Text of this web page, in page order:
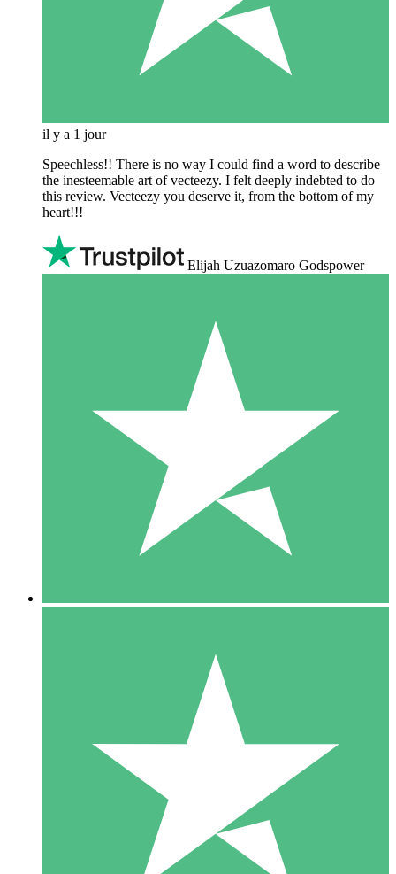
il y a 1 jour
Speechless!! There is no way I could find a word to describe
the inesteemable art of vecteezy. I felt deeply indebted to do
this review. Vecteezy you deserve it, from the bottom of my
heart!!!
Elijah Uzuazomaro Godspower